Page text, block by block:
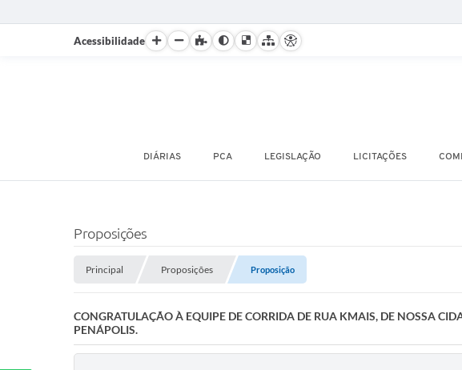
Acessibilidade
DIÁRIAS PCA LEGISLAÇÃO LICITAÇÕES
Proposições
Principal Proposições Proposição
CONGRATULAÇÃO À EQUIPE DE CORRIDA DE RUA KMAIS, DE NOSSA
PENÁPOLIS.